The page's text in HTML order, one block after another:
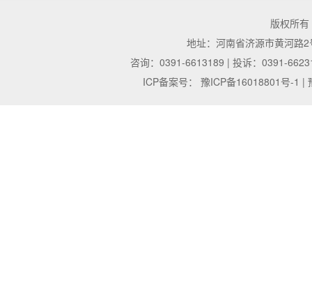
版权所
地址：河南省济源市黄河路
咨询：0391-6613189 | 投诉：0391-
ICP备案号：
豫ICP备16018801号-1 |